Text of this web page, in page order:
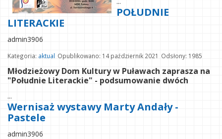
POŁUDNIE
LITERACKIE
admin3906
Kategoria: aktual Opublikowano: 14 październik 2021 Odsłony: 1985
Młodzieżowy Dom Kultury w Puławach zaprasza na
"Południe Literackie" - podsumowanie dwóch
...
Wernisaż wystawy Marty Andały -
Pastele
admin3906